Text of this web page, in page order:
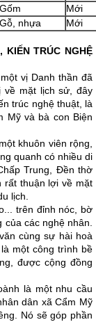
Gốm
Mới
Gỗ, nhựa Mới
TRÚC NGHỆ
vị Danh thần đã
về mặt lịch sử, đây
trúc nghệ thuật, là
Mỹ và bà con Biện
khuôn viên rộng,
quanh có nhiều di
Trung, Đền thờ
rất thuận lợi về mặt
lịch.
trên đỉnh nóc, bờ
các nghệ nhân.
cùng sự hài hoà
một công trình bề
được cộng đồng
là một nhu cầu
dân xã Cẩm Mỹ
Nó sẽ góp phần